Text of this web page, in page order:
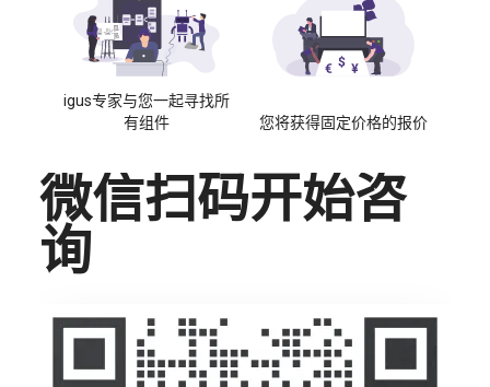
igus专家与您一起寻找所
有组件
您将获得固定价格的报价
微信扫码开始咨
询